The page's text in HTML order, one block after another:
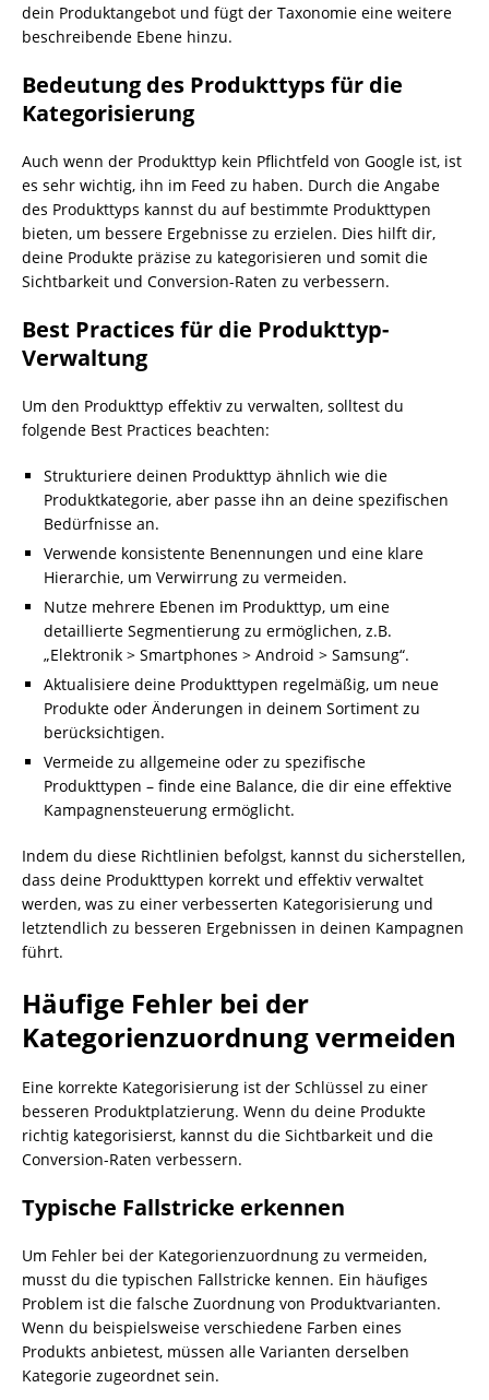
dein Produktangebot und fügt der Taxonomie eine weitere
beschreibende Ebene hinzu.
Bedeutung des Produkttyps für die
Kategorisierung
Auch wenn der Produkttyp kein Pflichtfeld von Google ist, ist
es sehr wichtig, ihn im Feed zu haben. Durch die Angabe
des Produkttyps kannst du auf bestimmte Produkttypen
bieten, um bessere Ergebnisse zu erzielen. Dies hilft dir,
deine Produkte präzise zu kategorisieren und somit die
Sichtbarkeit und Conversion-Raten zu verbessern.
Best Practices für die Produkttyp-
Verwaltung
Um den Produkttyp effektiv zu verwalten, solltest du
folgende Best Practices beachten:
Strukturiere deinen Produkttyp ähnlich wie die
Produktkategorie, aber passe ihn an deine spezifischen
Bedürfnisse an.
Verwende konsistente Benennungen und eine klare
Hierarchie, um Verwirrung zu vermeiden.
Nutze mehrere Ebenen im Produkttyp, um eine
detaillierte Segmentierung zu ermöglichen, z.B.
„Elektronik > Smartphones > Android > Samsung“.
Aktualisiere deine Produkttypen regelmäßig, um neue
Produkte oder Änderungen in deinem Sortiment zu
berücksichtigen.
Vermeide zu allgemeine oder zu spezifische
Produkttypen – finde eine Balance, die dir eine effektive
Kampagnensteuerung ermöglicht.
Indem du diese Richtlinien befolgst, kannst du sicherstellen,
dass deine Produkttypen korrekt und effektiv verwaltet
werden, was zu einer verbesserten Kategorisierung und
letztendlich zu besseren Ergebnissen in deinen Kampagnen
führt.
Häufige Fehler bei der
Kategorienzuordnung vermeiden
Eine korrekte Kategorisierung ist der Schlüssel zu einer
besseren Produktplatzierung. Wenn du deine Produkte
richtig kategorisierst, kannst du die Sichtbarkeit und die
Conversion-Raten verbessern.
Typische Fallstricke erkennen
Um Fehler bei der Kategorienzuordnung zu vermeiden,
musst du die typischen Fallstricke kennen. Ein häufiges
Problem ist die falsche Zuordnung von Produktvarianten.
Wenn du beispielsweise verschiedene Farben eines
Produkts anbietest, müssen alle Varianten derselben
Kategorie zugeordnet sein.